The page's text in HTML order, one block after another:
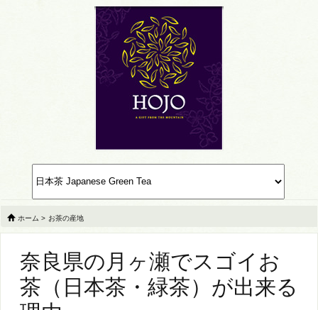
ホーム > お茶の産地
奈良県の月ヶ瀬でスゴイお
茶（日本茶・緑茶）が出来る